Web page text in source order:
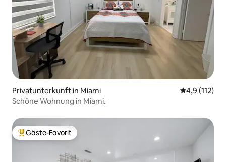
Privatunterkunft in Miami
4,9 (112)
Schöne Wohnung in Miami.
Beliebter Gäste-Favorit.
Gäste-Favorit